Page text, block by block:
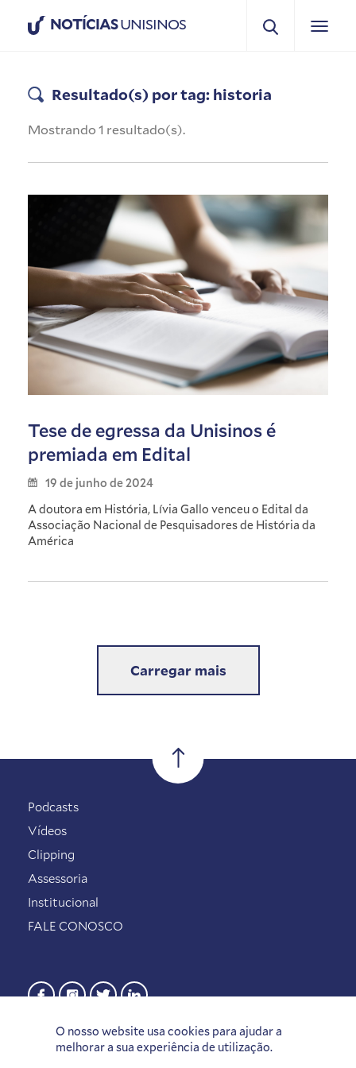
NOTÍCIASUNISINOS
Resultado(s) por tag: historia
Mostrando 1 resultado(s).
Tese de egressa da Unisinos é
premiada em Edital
19 de junho de 2024
A doutora em História, Lívia Gallo venceu o Edital da
Associação Nacional de Pesquisadores de História da
América
Carregar mais
O nosso website usa cookies para ajudar a
melhorar a sua experiência de utilização.
Podcasts
Vídeos
Clipping
Assessoria
Institucional
FALE CONOSCO